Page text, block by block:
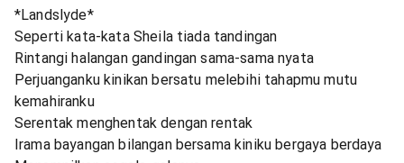
*Landslyde*
Seperti kata-kata Sheila tiada tandingan
Rintangi halangan gandingan sama-sama nyata
Perjuanganku kinikan bersatu melebihi tahapmu mutu
kemahiranku
Serentak menghentak dengan rentak
Irama bayangan bilangan bersama kiniku bergaya berdaya